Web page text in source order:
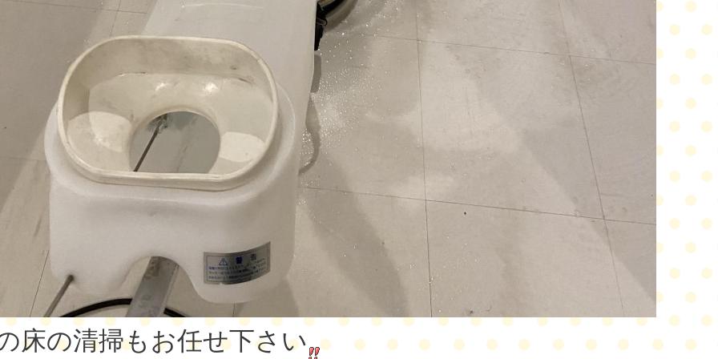
床の清掃もお任せ下さい